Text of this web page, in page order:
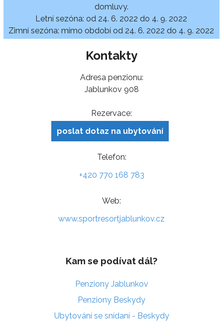
domluvy.
Letní sezóna: od 24. 6. 2022 do 4. 9. 2022
Zimní sezóna: mimo období od 24. 6. 2022 do 4. 9. 2022
Kontakty
Adresa penzionu:
Jablunkov 908
Rezervace:
poslat dotaz na ubytování
Telefon:
+420 770 168 783
Web:
www.sportresortjablunkov.cz
Kam se podívat dál?
Penziony Jablunkov
Penziony Beskydy
Ubytování se snídaní - Beskydy